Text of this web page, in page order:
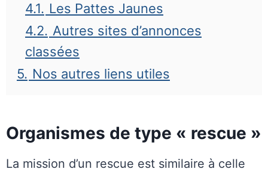
4.1. Les Pattes Jaunes
4.2. Autres sites d’annonces
classées
5. Nos autres liens utiles
Organismes de type « rescue »
La mission d’un rescue est similaire à celle